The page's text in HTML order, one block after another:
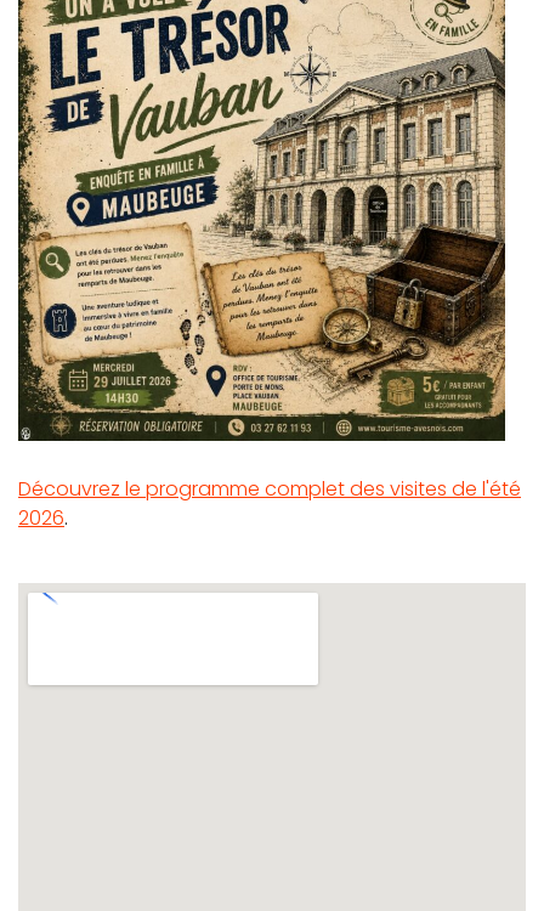
Découvrez le programme complet des visites de l'été
2026.